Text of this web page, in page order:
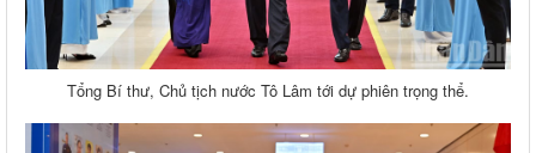
Tổng Bí thư, Chủ tịch nước Tô Lâm tới dự phiên trọng thể.